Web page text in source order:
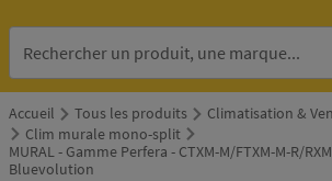
Accueil Tous les produits Climatisation &
Clim murale mono-split
MURAL - Gamme Perfera - CTXM-M/FTXM-M-R/
Bluevolution